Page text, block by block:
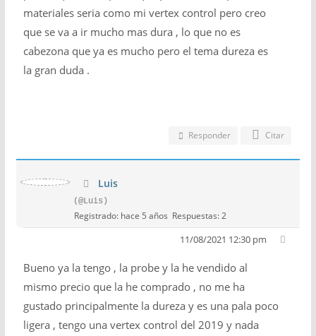
materiales seria como mi vertex control pero creo
que se va a ir mucho mas dura , lo que no es
cabezona que ya es mucho pero el tema dureza es
la gran duda .
Responder Citar
Luis
(@Luis)
Registrado: hace 5 años Respuestas: 2
11/08/2021 12:30 pm
Bueno ya la tengo , la probe y la he vendido al
mismo precio que la he comprado , no me ha
gustado principalmente la dureza y es una pala poco
ligera , tengo una vertex control del 2019 y nada